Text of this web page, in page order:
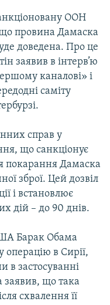
ООН
провина Дамаска
доведена. Про це
заявив в інтерв’ю
каналові» і
саміту
справ у
що санкціонує
покарання Дамаска
зброї. Цей дозвіл
і встановлює
дій – до 90 днів.
Барак Обама
операцію в Сирії,
в застосуванні
заявив, що така
схвалення її